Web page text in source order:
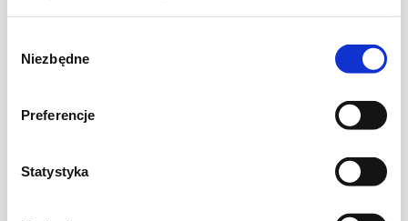
zgody
Niezbędne
Preferencje
Statystyka